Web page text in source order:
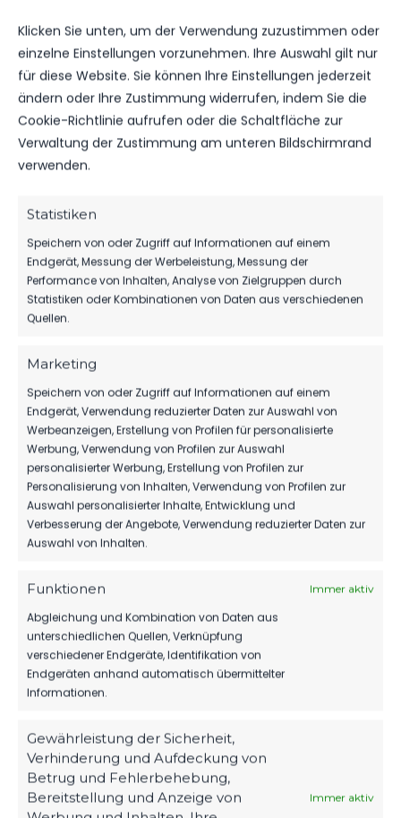
Klicken Sie unten, um der Verwendung zuzustimmen oder
einzelne Einstellungen vorzunehmen. Ihre Auswahl gilt nur
für diese Website. Sie können Ihre Einstellungen jederzeit
ändern oder Ihre Zustimmung widerrufen, indem Sie die
Cookie-Richtlinie aufrufen oder die Schaltfläche zur
Verwaltung der Zustimmung am unteren Bildschirmrand
verwenden.
Statistiken
Speichern von oder Zugriff auf Informationen auf einem
Endgerät, Messung der Werbeleistung, Messung der
Performance von Inhalten, Analyse von Zielgruppen durch
Statistiken oder Kombinationen von Daten aus verschiedenen
Quellen.
Marketing
Speichern von oder Zugriff auf Informationen auf einem
Endgerät, Verwendung reduzierter Daten zur Auswahl von
Werbeanzeigen, Erstellung von Profilen für personalisierte
Werbung, Verwendung von Profilen zur Auswahl
personalisierter Werbung, Erstellung von Profilen zur
Personalisierung von Inhalten, Verwendung von Profilen zur
Auswahl personalisierter Inhalte, Entwicklung und
Verbesserung der Angebote, Verwendung reduzierter Daten zur
Auswahl von Inhalten.
Funktionen Immer aktiv
Abgleichung und Kombination von Daten aus
unterschiedlichen Quellen, Verknüpfung
verschiedener Endgeräte, Identifikation von
Endgeräten anhand automatisch übermittelter
Informationen.
Gewährleistung der Sicherheit,
Verhinderung und Aufdeckung von
Betrug und Fehlerbehebung,
Bereitstellung und Anzeige von
Immer aktiv
ERGEBNISSE VOM WOCHENENDE
15. Dez. 2025 247
VEREINSSPIELPLAN VOM 12.12 – 14.12.25
12. Dez. 2025 88
OFFIZIELLE VEREINSSEITE
DEIN HEIMSPIEL. DEIN FSV.
kompakt auf einen Blick.
TICKETS
Eintrittspreise & Spieltag
SPIELPLAN
Nächste Partien ansehen